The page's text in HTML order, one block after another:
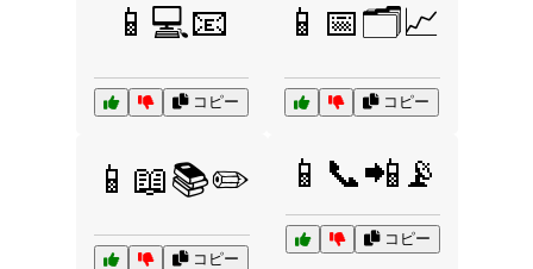
📱💻📧
コピー
📱📅🗂️📈
コピー
📱📖📚✏️
コピー
📱📞📲📡
コピー